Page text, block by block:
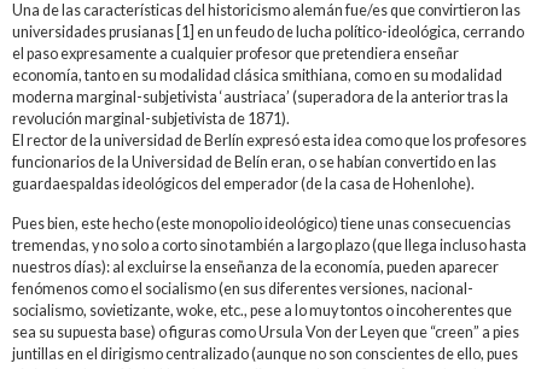
Una de las características del historicismo alemán fue/es que convirtieron las
universidades prusianas [1] en un feudo de lucha político-ideológica, cerrando
el paso expresamente a cualquier profesor que pretendiera enseñar
economía, tanto en su modalidad clásica smithiana, como en su modalidad
moderna marginal-subjetivista ‘austriaca’ (superadora de la anterior tras la
revolución marginal-subjetivista de 1871).
El rector de la universidad de Berlín expresó esta idea como que los profesores
funcionarios de la Universidad de Belín eran, o se habían convertido en las
guardaespaldas ideológicos del emperador (de la casa de Hohenlohe).
Pues bien, este hecho (este monopolio ideológico) tiene unas consecuencias
tremendas, y no solo a corto sino también a largo plazo (que llega incluso hasta
nuestros días): al excluirse la enseñanza de la economía, pueden aparecer
fenómenos como el socialismo (en sus diferentes versiones, nacional-
socialismo, sovietizante, woke, etc., pese a lo muy tontos o incoherentes que
sea su supuesta base) o figuras como Ursula Von der Leyen que “creen” a pies
juntillas en el dirigismo centralizado (aunque no son conscientes de ello, pues